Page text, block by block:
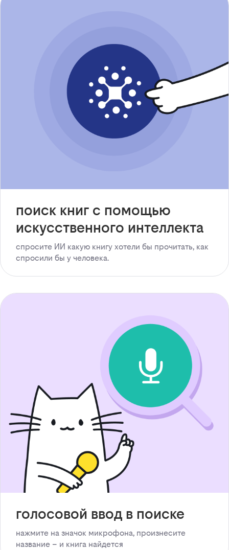
поиск книг с помощью
искусственного интеллекта
спросите ИИ какую книгу хотели бы прочитать, как
спросили бы у человека.
голосовой ввод в поиске
нажмите на значок микрофона, произнесите
название – и книга найдется